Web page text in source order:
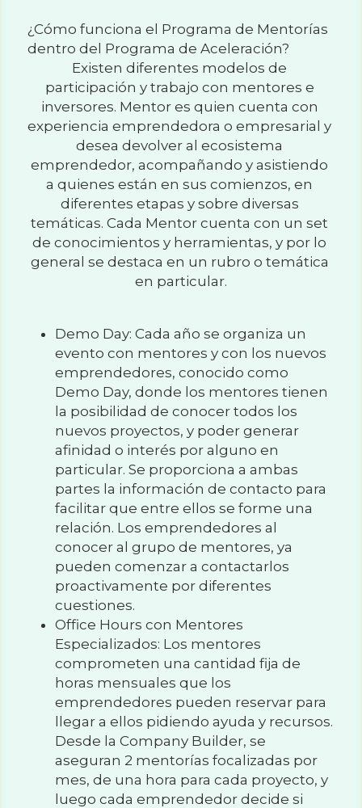
¿Cómo funciona el Programa de Mentorías
dentro del Programa de Aceleración?
Existen diferentes modelos de
participación y trabajo con mentores e
inversores. Mentor es quien cuenta con
experiencia emprendedora o empresarial y
desea devolver al ecosistema
emprendedor, acompañando y asistiendo
a quienes están en sus comienzos, en
diferentes etapas y sobre diversas
temáticas. Cada Mentor cuenta con un set
de conocimientos y herramientas, y por lo
general se destaca en un rubro o temática
en particular.
Demo Day: Cada año se organiza un
evento con mentores y con los nuevos
emprendedores, conocido como
Demo Day, donde los mentores tienen
la posibilidad de conocer todos los
nuevos proyectos, y poder generar
afinidad o interés por alguno en
particular. Se proporciona a ambas
partes la información de contacto para
facilitar que entre ellos se forme una
relación. Los emprendedores al
conocer al grupo de mentores, ya
pueden comenzar a contactarlos
proactivamente por diferentes
cuestiones.
Office Hours con Mentores
Especializados: Los mentores
comprometen una cantidad fija de
horas mensuales que los
emprendedores pueden reservar para
llegar a ellos pidiendo ayuda y recursos.
Desde la Company Builder, se
aseguran 2 mentorías focalizadas por
mes, de una hora para cada proyecto, y
luego cada emprendedor decide si